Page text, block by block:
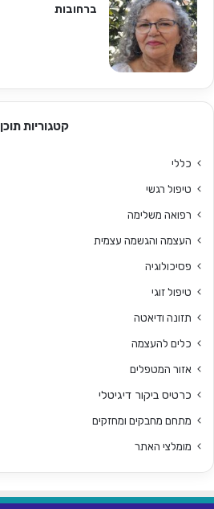
ברחובות
קטגוריות תוכן
כללי
טיפול רגשי
רפואה משלימה
העצמה והגשמה עצמית
פסיכולוגיה
טיפול זוגי
תזונה ודיאטה
כלים להעצמה
אזור המטפלים
כרטיס ביקור דיגיטלי
מתחם מחבקים ומחזקים
מומלצי האתר